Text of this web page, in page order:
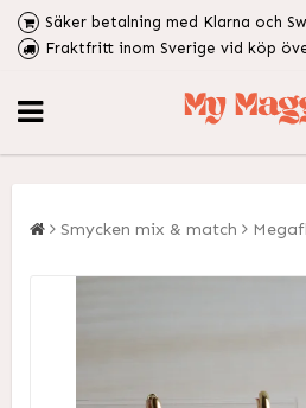
Säker betalning med Klarna och
Fraktfritt inom Sverige vid köp
Smycken mix & match